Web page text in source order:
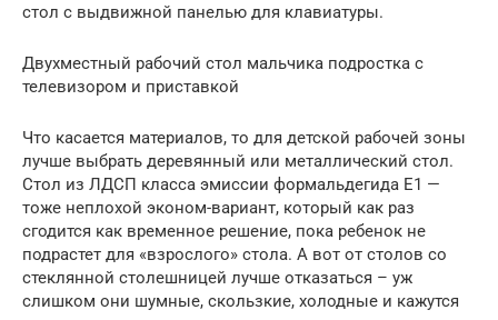
стол с выдвижной панелью для клавиатуры.
Двухместный рабочий стол мальчика подростка с
телевизором и приставкой
Что касается материалов, то для детской рабочей зоны
лучше выбрать деревянный или металлический стол.
Стол из ЛДСП класса эмиссии формальдегида E1 —
тоже неплохой эконом-вариант, который как раз
сгодится как временное решение, пока ребенок не
подрастет для «взрослого» стола. А вот от столов со
стеклянной столешницей лучше отказаться – уж
слишком они шумные, скользкие, холодные и кажутся